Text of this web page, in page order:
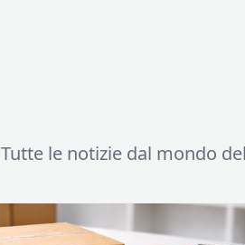
Tutte le notizie dal mondo